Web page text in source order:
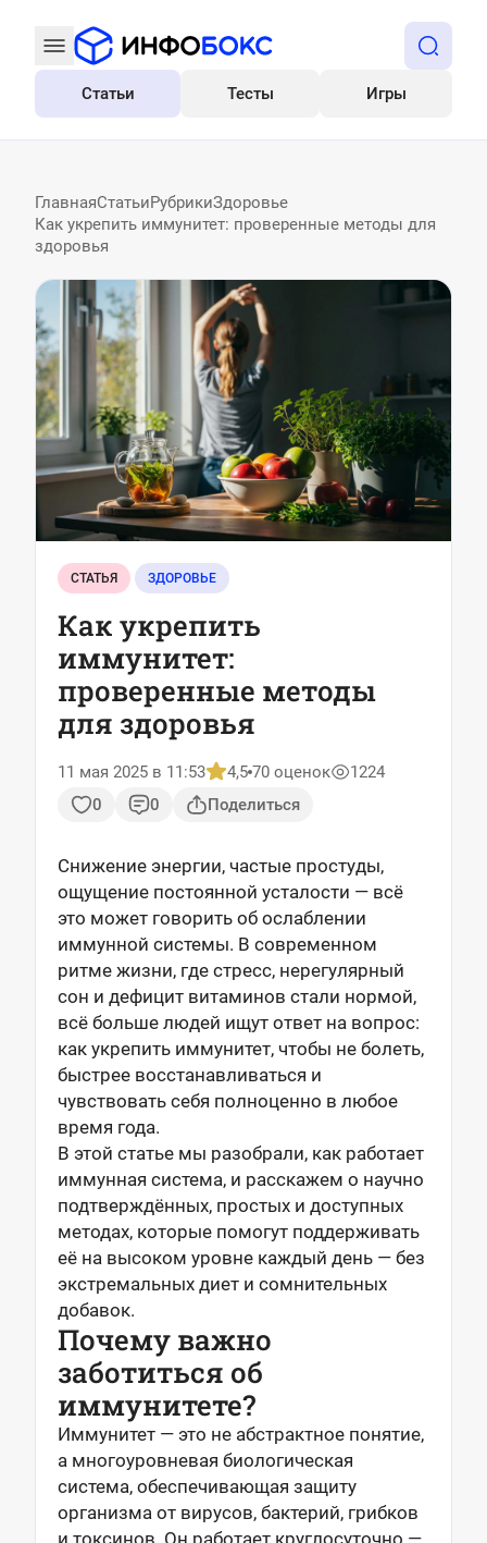
Все
Статьи Тесты Игры
ГлавнаяСтатьиРубрикиЗдоровье
Как укрепить иммунитет: проверенные методы для
здоровья
СТАТЬЯ ЗДОРОВЬЕ
Как укрепить
иммунитет:
проверенные методы
для здоровья
11 мая 2025 в 11:53 4,5 70 оценок
1224
0
0 Поделиться
Снижение энергии, частые простуды,
ощущение постоянной усталости — всё
это может говорить об ослаблении
иммунной системы. В современном
ритме жизни, где стресс, нерегулярный
сон и дефицит витаминов стали нормой,
всё больше людей ищут ответ на вопрос:
как укрепить иммунитет, чтобы не болеть,
быстрее восстанавливаться и
чувствовать себя полноценно в любое
время года.
В этой статье мы разобрали, как работает
иммунная система, и расскажем о научно
подтверждённых, простых и доступных
методах, которые помогут поддерживать
её на высоком уровне каждый день — без
экстремальных диет и сомнительных
добавок.
Почему важно
заботиться об
иммунитете?
Иммунитет — это не абстрактное понятие,
а многоуровневая биологическая
система, обеспечивающая защиту
организма от вирусов, бактерий, грибков
и токсинов. Он работает круглосуточно —